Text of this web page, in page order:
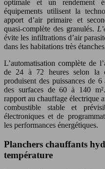
optimale et un rendement
équipements utilisent la
apport d’air primaire et
quasi-complète des granulés.
évite les infiltrations d’air
dans les habitations très
L’automatisation complète de
de 24 à 72 heures selon la
produisent des puissances de
des surfaces de 60 à 140
rapport au chauffage électrique
combustible stable et
électroniques et de
les performances énergétiques.
Planchers chauffants
température